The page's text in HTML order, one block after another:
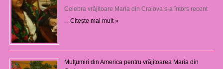
Celebra vrăjitoare Maria din Craiova s-a întors recent
Citeşte mai mult »
Mulţumiri din America pentru vrăjitoarea Maria din